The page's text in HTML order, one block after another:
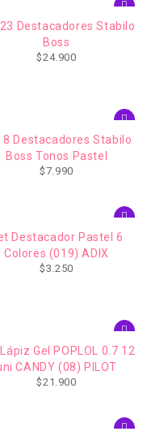
Destacadores Stabilo
Boss
$24.900
8 Destacadores Stabilo
Boss Tonos Pastel
$7.990
Destacador Pastel 6
Colores (019) ADIX
$3.250
Gel POPLOL 0.7 12
CANDY (08) PILOT
$21.900